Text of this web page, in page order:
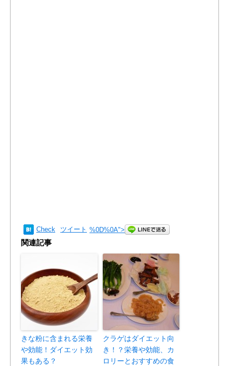
Check ツイート %0D%0A">
関連記事
きな粉に含まれる栄養
や効能！ダイエット効
果もある？
クラゲはダイエット向
き！？栄養や効能、カ
ロリーとおすすめの食